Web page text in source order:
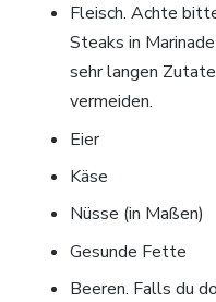
Fleisch. Achte
Steaks in
sehr langen
vermeiden.
Eier
Käse
Nüsse (in Maßen)
Gesunde Fette
Beeren. Falls du